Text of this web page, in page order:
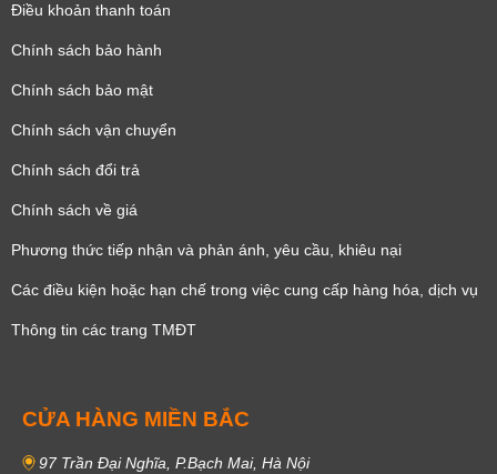
Điều khoản thanh toán
Chính sách bảo hành
Chính sách bảo mật
Chính sách vận chuyển
Chính sách đổi trả
Chính sách về giá
Phương thức tiếp nhận và phản ánh, yêu cầu, khiêu nại
Các điều kiện hoặc hạn chế trong việc cung cấp hàng hóa, dịch vụ
Thông tin các trang TMĐT
CỬA HÀNG MIỀN BẮC
97 Trần Đại Nghĩa, P.Bạch Mai, Hà Nội